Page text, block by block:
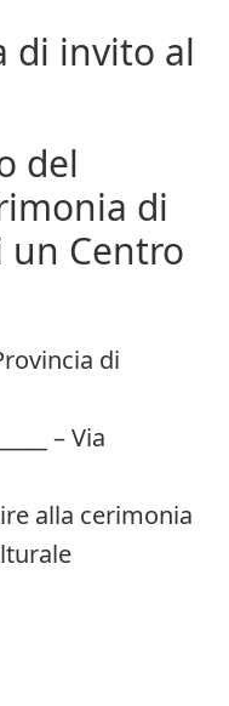
di invito al
del
di
Centro
di
– Via
alla cerimonia